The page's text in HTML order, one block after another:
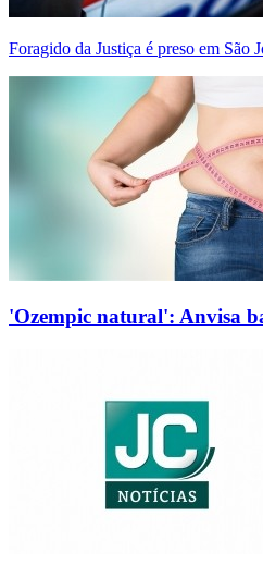
Foragido da Justiça é preso em São
'Ozempic natural': Anvisa